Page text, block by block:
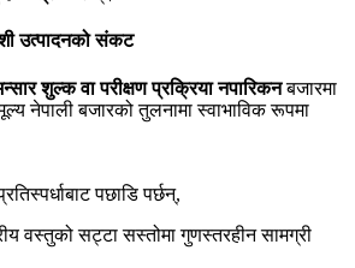
उत्पादनको संकट
शुल्क वा परीक्षण प्रक्रिया नपारिकनबजारमा
नेपाली बजारको तुलनामा स्वाभाविक रूपमा
पछाडि पर्छन्,
वस्तुको सट्टा सस्तोमा गुणस्तरहीन सामग्री